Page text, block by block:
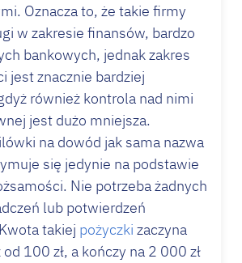
Oznacza to, że takie firmy
w zakresie finansów, bardzo
bankowych, jednak zakres
jest znacznie bardziej
również kontrola nad nimi
jest dużo mniejsza.
na dowód jak sama nazwa
się jedynie na podstawie
Nie potrzeba żadnych
lub potwierdzeń
takiej pożyczki zaczyna
100 zł, a kończy na 2 000 zł